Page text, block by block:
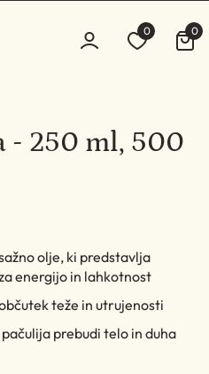
0 0
- 250 ml, 500
olje, ki predstavlja
energijo in lahkotnost
teže in utrujenosti
prebudi telo in duha